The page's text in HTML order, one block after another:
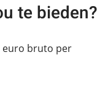
te bieden?
euro bruto per